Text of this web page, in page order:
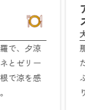
で、夕涼
とゼリー
で涼を感